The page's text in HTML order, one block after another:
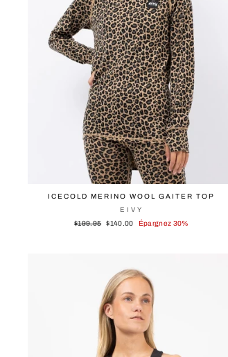
ICECOLD MERINO WOOL GAITER TOP
EIVY
Prix
$199.95
Prix
$140.00 Épargnez 30%